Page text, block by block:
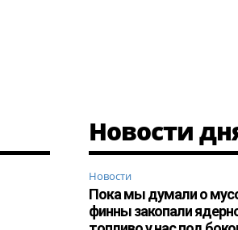
Новости
Новости
Пока мы думали о
финны закопали